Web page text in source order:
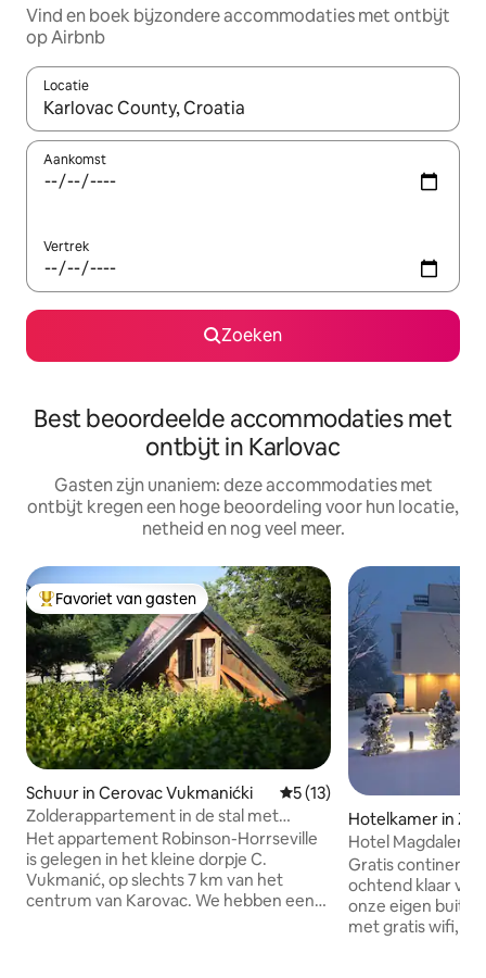
Vind en boek bijzondere accommodaties met ontbijt
op Airbnb
Locatie
Wanneer er suggesties beschikbaar zijn, maak je een keuze
Aankomst
Vertrek
Zoeken
Best beoordeelde accommodaties met
ontbijt in Karlovac
Gasten zijn unaniem: deze accommodaties met
ontbijt kregen een hoge beoordeling voor hun locatie,
netheid en nog veel meer.
Topfavoriet van gasten
Favoriet van gasten
Schuur in Cerovac Vukmanićki Gemiddelde beoordeling
5 (13)
Zolderappartement in de stal met
uitzicht op de paarden
Het appartement Robinson-Horrseville
is gelegen in het kleine dorpje C.
Vukmanić, op slechts 7 km van het
centrum van Karovac. We hebben een
Hotelkamer in
Hotel Magdalena
slaapbank
Gratis
ochtend klaar
onze eigen buitenterras.
met gratis wifi,